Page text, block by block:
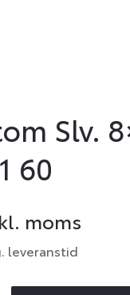
Slv.
60
moms
leveranstid